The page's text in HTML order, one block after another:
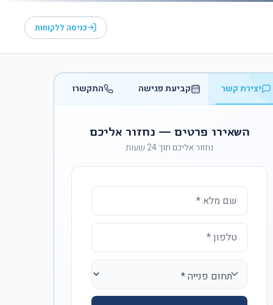
כניסה ללקוחות
יצירת קשר קביעת פגישה התקשרו
השאירו פרטים — נחזור אליכם
נחזור אליכם תוך 24 שעות